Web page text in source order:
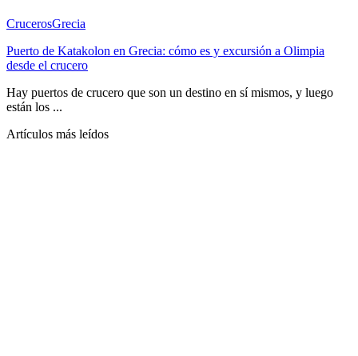
CrucerosGrecia
Puerto de Katakolon en Grecia: cómo es y excursión a Olimpia
desde el crucero
Hay puertos de crucero que son un destino en sí mismos, y luego
están los ...
Artículos más leídos